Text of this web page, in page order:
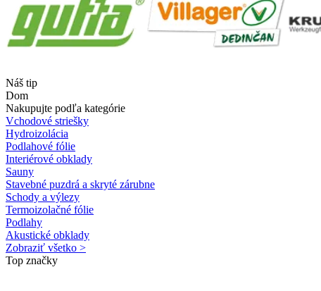
Náš tip
Dom
Nakupujte podľa kategórie
Vchodové striešky
Hydroizolácia
Podlahové fólie
Interiérové obklady
Sauny
Stavebné puzdrá a skryté zárubne
Schody a výlezy
Termoizolačné fólie
Podlahy
Akustické obklady
Zobraziť všetko >
Top značky